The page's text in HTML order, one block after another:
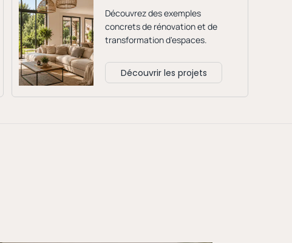
Découvrez des exemples
concrets de rénovation et de
transformation d'espaces.
Découvrir les projets